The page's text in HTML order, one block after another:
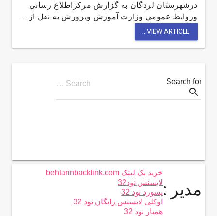
درشهرستان لردگان به گزارش مركزاطلاع رساني
وروابط عمومي وزارت آموزش وپرورش به نقل از …
VIEW ARTICLE...
Search for
Search …
search
مدیر :
خرید بک لینک behtarinbacklink.com
لایسنس نود32
پسورد نود 32
اوکلی لایسنس رایگان نود 32
همیار نود 32